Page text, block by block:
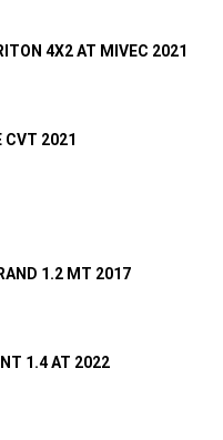
4X2 AT MIVEC 2021
CVT 2021
1.2 MT 2017
1.4 AT 2022